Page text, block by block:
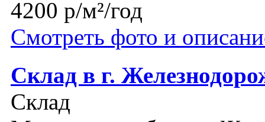
4200 р/м²/год
Смотреть фото и
Склад в г.
Склад